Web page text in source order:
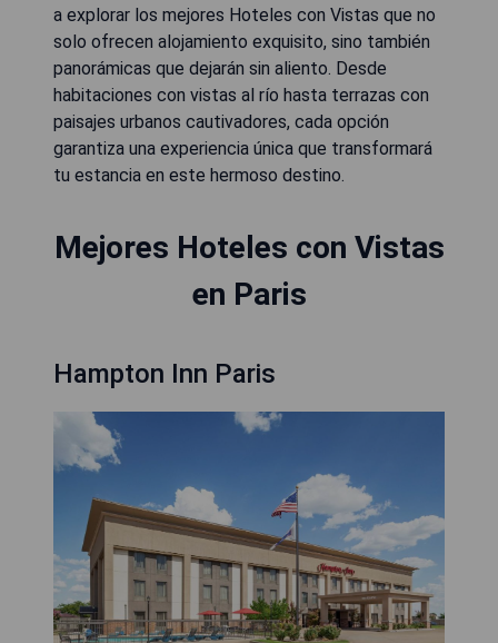
a explorar los mejores Hoteles con Vistas que no
solo ofrecen alojamiento exquisito, sino también
panorámicas que dejarán sin aliento. Desde
habitaciones con vistas al río hasta terrazas con
paisajes urbanos cautivadores, cada opción
garantiza una experiencia única que transformará
tu estancia en este hermoso destino.
Mejores Hoteles con Vistas
en Paris
Hampton Inn Paris